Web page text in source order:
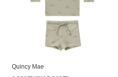
Quincy Mae